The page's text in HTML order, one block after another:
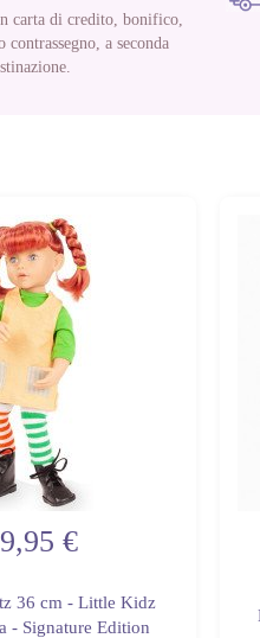
carta di credito, bonifico,
contrassegno, a seconda
€
36 cm - Little Kidz
- Signature Edition